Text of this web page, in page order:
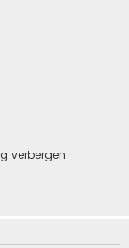
verbergen